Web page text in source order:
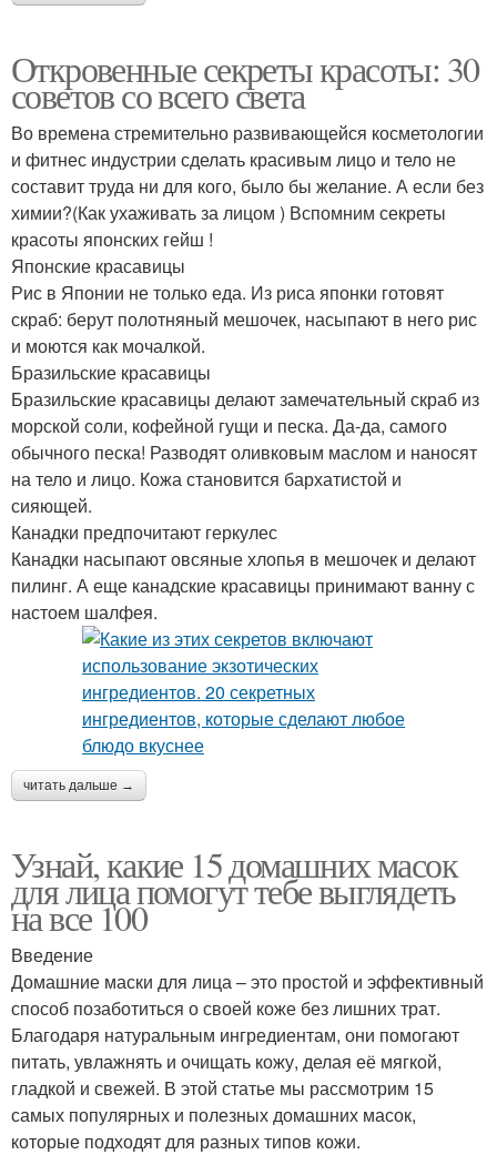
Откровенные секреты красоты: 30
советов со всего света
Во времена стремительно развивающейся косметологии
и фитнес индустрии сделать красивым лицо и тело не
составит труда ни для кого, было бы желание. А если без
химии?(Как ухаживать за лицом ) Вспомним секреты
красоты японских гейш !
Японские красавицы
Рис в Японии не только еда. Из риса японки готовят
скраб: берут полотняный мешочек, насыпают в него рис
и моются как мочалкой.
Бразильские красавицы
Бразильские красавицы делают замечательный скраб из
морской соли, кофейной гущи и песка. Да-да, самого
обычного песка! Разводят оливковым маслом и наносят
на тело и лицо. Кожа становится бархатистой и
сияющей.
Канадки предпочитают геркулес
Канадки насыпают овсяные хлопья в мешочек и делают
пилинг. А еще канадские красавицы принимают ванну с
настоем шалфея.
читать дальше →
Узнай, какие 15 домашних масок
для лица помогут тебе выглядеть
на все 100
Введение
Домашние маски для лица – это простой и эффективный
способ позаботиться о своей коже без лишних трат.
Благодаря натуральным ингредиентам, они помогают
питать, увлажнять и очищать кожу, делая её мягкой,
гладкой и свежей. В этой статье мы рассмотрим 15
самых популярных и полезных домашних масок,
которые подходят для разных типов кожи.